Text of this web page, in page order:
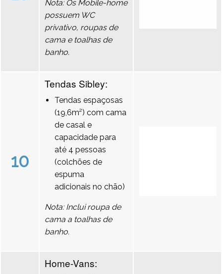
Nota: Os Mobile-home
possuem WC
privativo, roupas de
cama e toalhas de
banho.
10
Tendas Sibley:
Tendas espaçosas
(19,6m²) com cama
de casal e
capacidade para
até 4 pessoas
(colchões de
espuma
adicionais no chão)
Nota: Inclui roupa de
cama a toalhas de
banho.
Home-Vans: